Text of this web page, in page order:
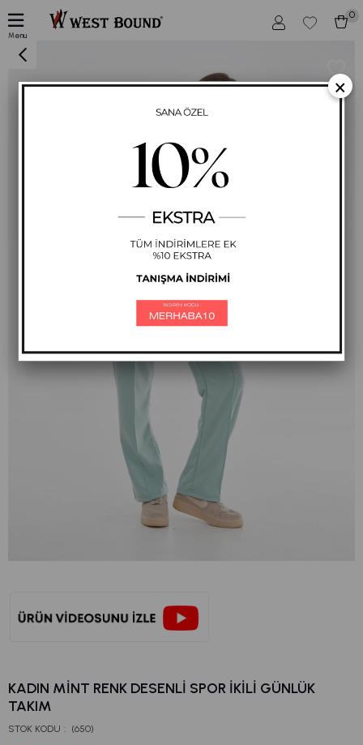
Menu
0
Kadın Mint Renk Desenli Spor İkili Günlük Takım
KADIN MINT RENK DESENLI SPOR İKILI GÜNLÜK
TAKIM
STOK KODU (650)
×